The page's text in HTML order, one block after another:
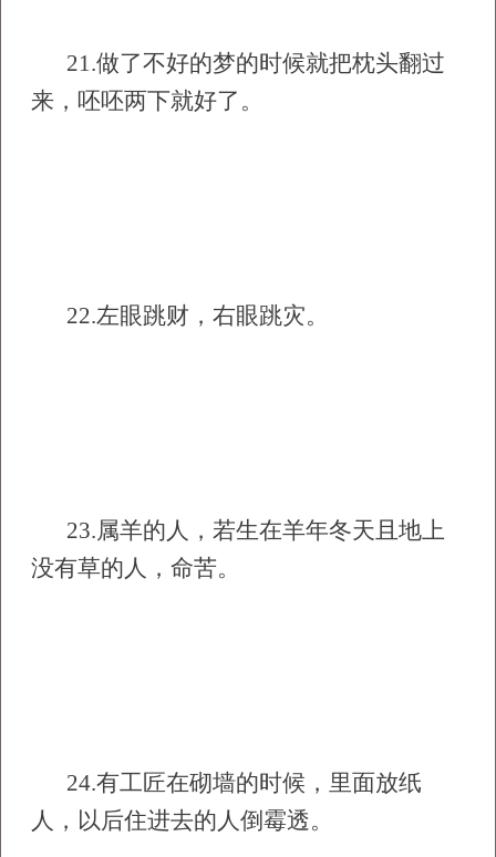
21.做了不好的梦的时候就把枕头翻过
来，呸呸两下就好了。
22.左眼跳财，右眼跳灾。
23.属羊的人，若生在羊年冬天且地上
没有草的人，命苦。
24.有工匠在砌墙的时候，里面放纸
人，以后住进去的人倒霉透。